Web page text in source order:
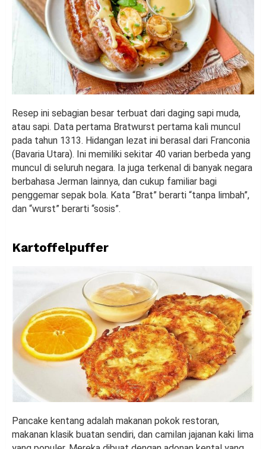
Resep ini sebagian besar terbuat dari daging sapi muda,
atau sapi. Data pertama Bratwurst pertama kali muncul
pada tahun 1313. Hidangan lezat ini berasal dari Franconia
(Bavaria Utara). Ini memiliki sekitar 40 varian berbeda yang
muncul di seluruh negara. Ia juga terkenal di banyak negara
berbahasa Jerman lainnya, dan cukup familiar bagi
penggemar sepak bola. Kata “Brat” berarti “tanpa limbah”,
dan “wurst” berarti “sosis”.
Kartoffelpuffer
Pancake kentang adalah makanan pokok restoran,
makanan klasik buatan sendiri, dan camilan jajanan kaki lima